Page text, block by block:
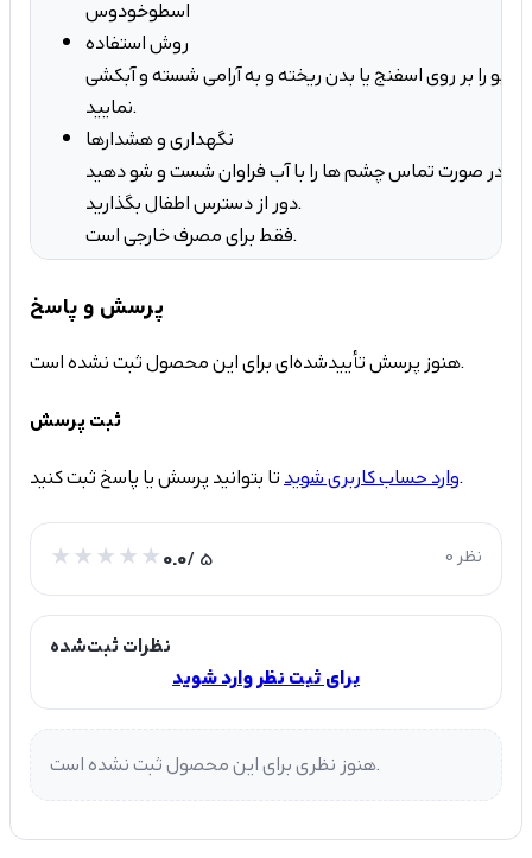
اسطوخودوس
روش استفاده
را بر روی اسفنج یا بدن ریخته و به آرامی شسته و آبکشی
نمایید.
نگهداری و هشدارها
در صورت تماس چشم ها را با آب فراوان شست و شو دهید
دور از دسترس اطفال بگذارید.
فقط برای مصرف خارجی است.
پرسش و پاسخ
هنوز پرسش تأییدشده‌ای برای این محصول ثبت نشده است.
ثبت پرسش
وارد حساب کاربری شویدتا بتوانید پرسش یا پاسخ ثبت کنید.
0.0/ 5 0 نظر
نظرات ثبت‌شده
برای ثبت نظر وارد شوید
هنوز نظری برای این محصول ثبت نشده است.